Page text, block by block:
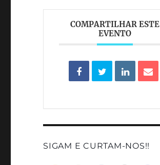
COMPARTILHAR ESTE
EVENTO
SIGAM E CURTAM-NOS!!